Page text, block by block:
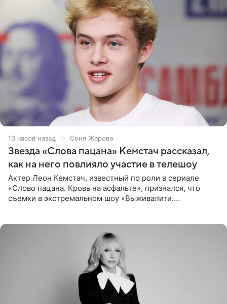
13 часов назад Соня Жарова
Звезда «Слова пацана» Кемстач рассказал,
как на него повлияло участие в телешоу
Актер Леон Кемстач, известный по роли в сериале
«Слово пацана. Кровь на асфальте», признался, что
съемки в экстремальном шоу «Выживалити.